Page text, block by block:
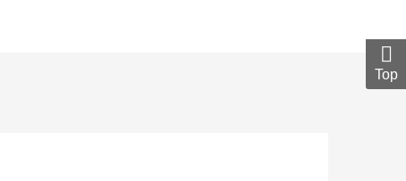
Top